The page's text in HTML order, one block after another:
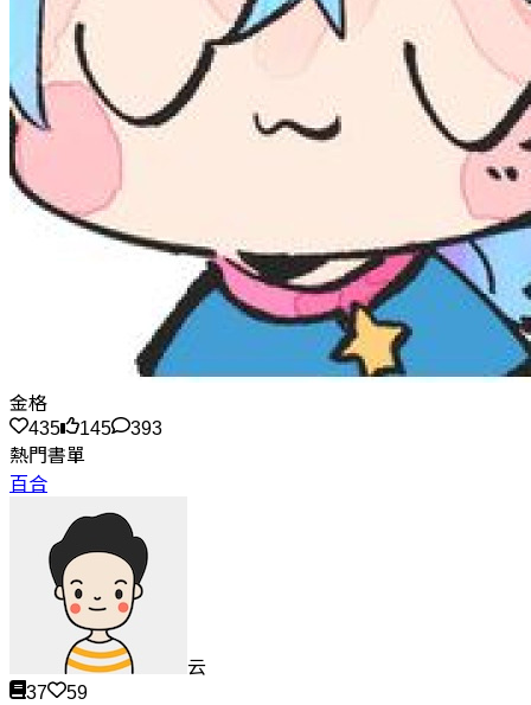
金格
435
145
393
熱門書單
百合
云
37
59